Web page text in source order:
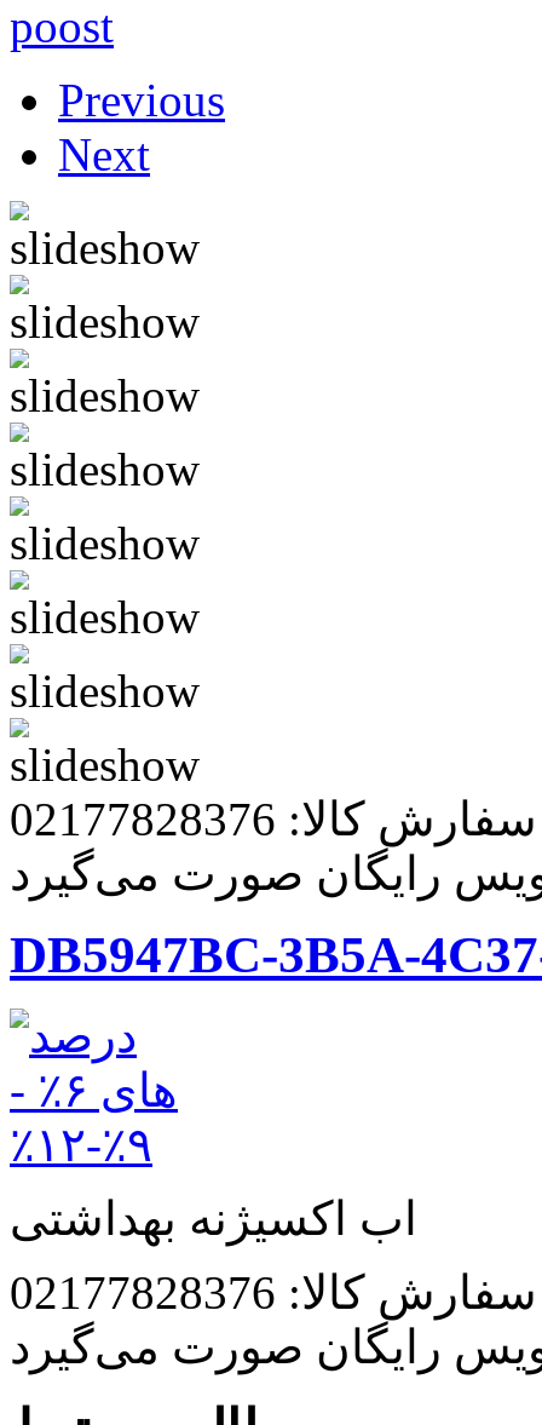
Previous
Next
کالا: 02177828376
رایگان صورت می‌گیرد
DB5947BC-3B5A-
اب اکسیژنه بهداشتی
کالا: 02177828376
رایگان صورت می‌گیرد